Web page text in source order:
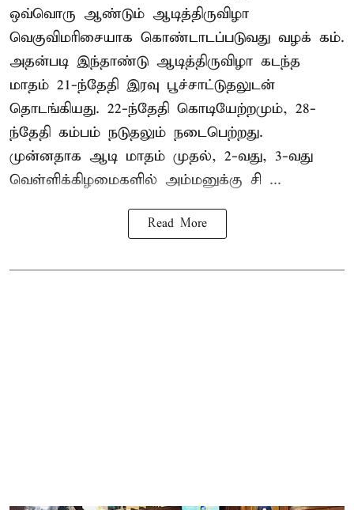
ஒவ்வொரு ஆண்டும் ஆடித்திருவிழா
வெகுவிமரிசையாக கொண்டாடப்படுவது வழக் கம்.
அதன்படி இந்தாண்டு ஆடித்திருவிழா கடந்த
மாதம் 21-ந்தேதி இரவு பூச்சாட்டுதலுடன்
தொடங்கியது. 22-ந்தேதி கொடியேற்றமும், 28-
ந்தேதி கம்பம் நடுதலும் நடைபெற்றது.
முன்னதாக ஆடி மாதம் முதல், 2-வது, 3-வது
வெள்ளிக்கிழமைகளில் அம்மனுக்கு சி ...
Read More